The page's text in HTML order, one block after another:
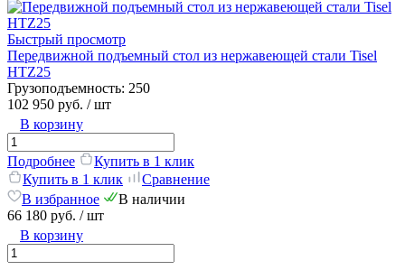
Быстрый просмотр
Передвижной подъемный стол из нержавеющей стали Tisel
HTZ25
Грузоподъемность: 250
102 950 руб. / шт
В корзину
Подробнее
Купить в 1 клик
Купить в 1 клик
Сравнение
В избранное
В наличии
66 180 руб. / шт
В корзину